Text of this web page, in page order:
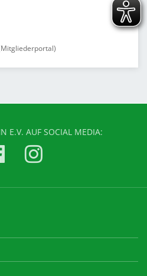
E.V. AUF SOCIAL MEDIA: